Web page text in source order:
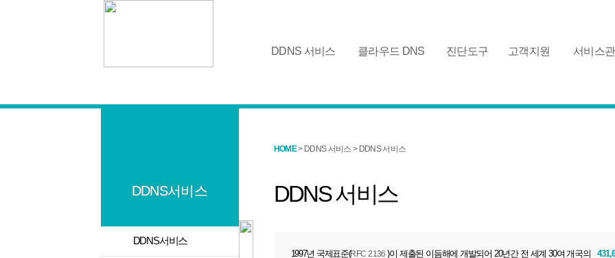
DDNS 서비스 클라우드 DNS 진단도구 고객지원 서비스
DDNS서비스
DDNS서비스
HOME> DDNS 서비스 > DDNS 서비스
DDNS 서비스
1997년 국제표준(RFC 2136 )이 제출된 이듬해에 개발되어 20년간 전 세계 30여 개국의